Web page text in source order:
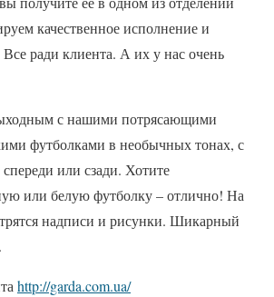
качественное исполнение и
ради клиента. А их у нас очень
с нашими потрясающими
футболками в необычных тонах, с
или сзади. Хотите
или белую футболку – отлично! На
надписи и рисунки. Шикарный
http://garda.com.ua/